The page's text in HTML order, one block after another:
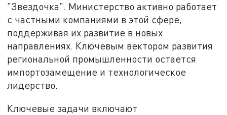
"Звездочка". Министерство активно работает
с частными компаниями в этой сфере,
поддерживая их развитие в новых
направлениях. Ключевым вектором развития
региональной промышленности остается
импортозамещение и технологическое
лидерство.
Ключевые задачи включают